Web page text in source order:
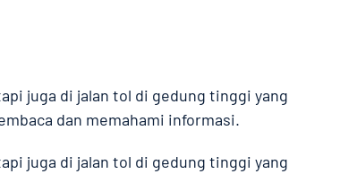
juga di jalan tol di gedung tinggi yang
dan memahami informasi.
juga di jalan tol di gedung tinggi yang